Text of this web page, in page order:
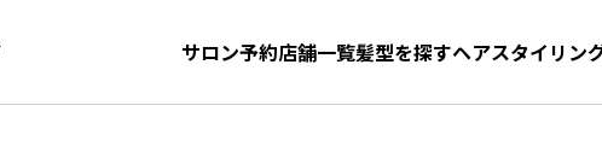
サロン予約店舗一覧髪型を探すヘアスタイリン